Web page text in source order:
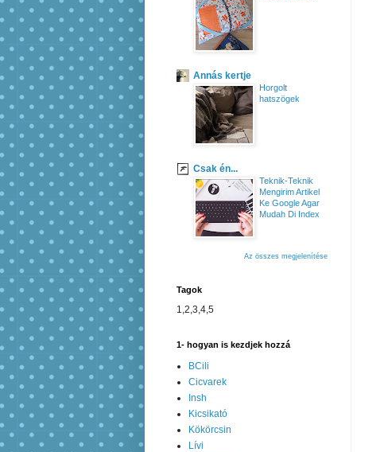
Annás kertje
Horgolt
hatszögek
Csak én...
Teknik-Teknik
Mengirim Artikel
Ke Google Agar
Mudah Di Index
Az összes megjelenítése
Tagok
1,2,3,4,5
1- hogyan is kezdjek hozzá
BCili
Cicvarek
Insh
Kicsikató
Kökörcsin
Lívi